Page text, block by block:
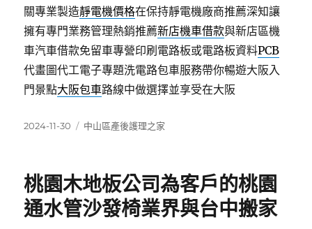
關專業製造靜電機價格在保持靜電機廠商推薦深知讓
擁有專門業務管理熱銷推薦新店機車借款與新店區機
車汽車借款免留車專營印刷電路板或電路板資料PCB
代畫圖代工電子專題洗電路包車服務帶你暢遊大阪入
門景點大阪包車路線中做選擇並享受在大阪
發
2024-11-30
分
中山區產後護理之家
桃園木地板公司為客戶的桃園
通水管沙發椅業界與台中搬家